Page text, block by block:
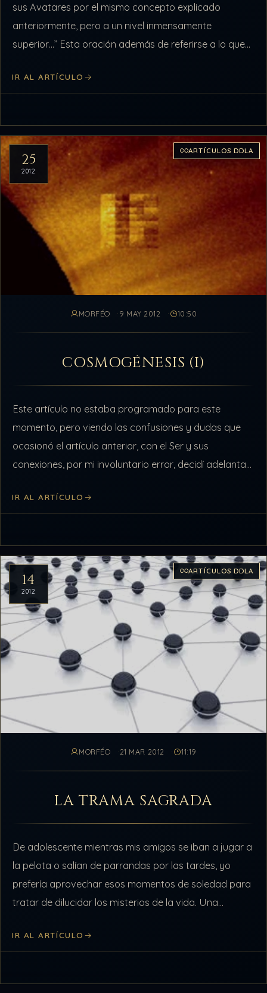
sus Avatares por el mismo concepto explicado
anteriormente, pero a un nivel inmensamente
superior…” Esta oración además de referirse a lo que
IR AL ARTÍCULO
25
2012
ARTÍCULOS DDLA
MORFÉO 9 MAY 2012 10:50
COSMOGÉNESIS (I)
Este artículo no estaba programado para este
momento, pero viendo las confusiones y dudas que
ocasionó el artículo anterior, con el Ser y sus
conexiones, por mi involuntario error, decidí adelantar
IR AL ARTÍCULO
14
2012
ARTÍCULOS DDLA
MORFÉO 21 MAR 2012 11:19
LA TRAMA SAGRADA
De adolescente mientras mis amigos se iban a jugar a
la pelota o salían de parrandas por las tardes, yo
prefería aprovechar esos momentos de soledad para
tratar de dilucidar los misterios de la vida. Una…
IR AL ARTÍCULO